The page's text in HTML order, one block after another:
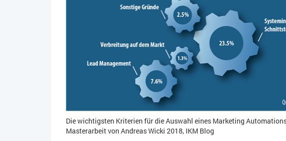
Die wichtigsten Kriterien für die Auswahl eines Marketing
Masterarbeit von Andreas Wicki 2018, IKM Blog